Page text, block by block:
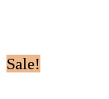
Sale!